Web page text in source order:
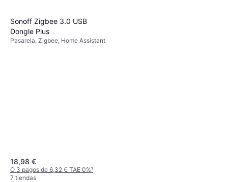
Sonoff Zigbee 3.0 USB
Dongle Plus
Pasarela, Zigbee, Home Assistant
18,98 €
O 3 pagos de 6,32 € TAE 0%¹
7 tiendas